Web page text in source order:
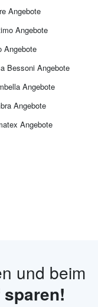
Angebote
Angebote
Angebote
Bessoni Angebote
Angebote
Angebote
Angebote
und beim